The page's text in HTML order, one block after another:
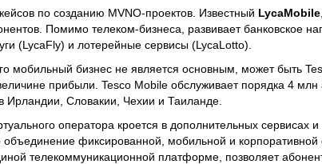
по созданию MVNO-проектов. Известный LycaMobile
Помимо телеком-бизнеса, развивает банковское
(LycaFly) и лотерейные сервисы (LycaLotto).
мобильный бизнес не является основным, может быть
прибыли. Tesco Mobile обслуживает порядка 4 млн
Ирландии, Словакии, Чехии и Таиланде.
оператора кроется в дополнительных сервисах
фиксированной, мобильной и корпоративной
телекоммуникационной платформе, позволяет